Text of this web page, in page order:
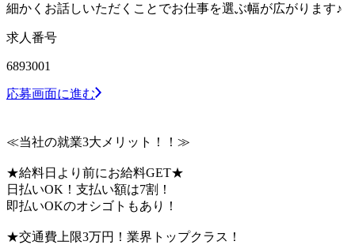
細かくお話しいただくことでお仕事を選ぶ幅が広がります♪
求人番号
6893001
応募画面に進む
≪当社の就業3大メリット！！≫
★給料日より前にお給料GET★
日払いOK！支払い額は7割！
即払いOKのオシゴトもあり！
★交通費上限3万円！業界トップクラス！